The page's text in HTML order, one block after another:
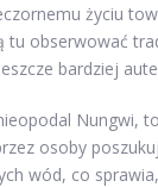
życiu
obserwować
bardziej
Nungwi,
osoby
wód, co